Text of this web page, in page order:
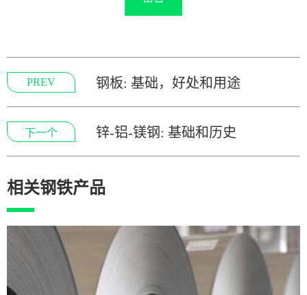
PREV 钢板: 基础，好处和用途
下一个 锌-铝-镁钢: 基础和历史
相关钢铁产品